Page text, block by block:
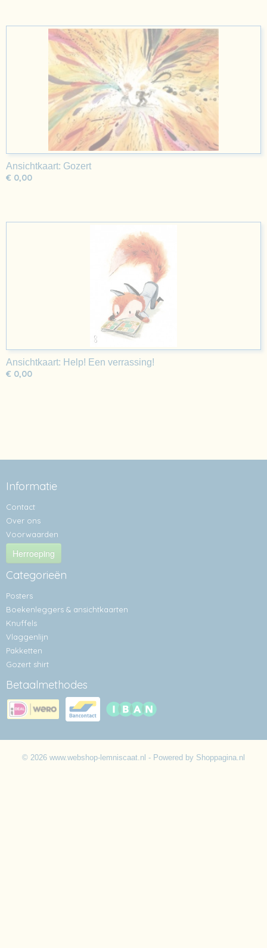
Ansichtkaart: Gozert
€ 0,00
Ansichtkaart: Help! Een verrassing!
€ 0,00
Informatie
Contact
Over ons
Voorwaarden
Herroeping
Categorieën
Posters
Boekenleggers & ansichtkaarten
Knuffels
Vlaggenlijn
Pakketten
Gozert shirt
Betaalmethodes
© 2026 www.webshop-lemniscaat.nl - Powered by Shoppagina.nl